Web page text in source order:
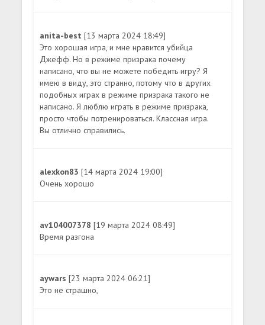
anita-best[13 марта 2024 18:49]
Это хорошая игра, и мне нравится убийца
Джефф. Но в режиме призрака почему
написано, что вы не можете победить игру? Я
имею в виду, это странно, потому что в других
подобных играх в режиме призрака такого не
написано. Я люблю играть в режиме призрака,
просто чтобы потренироваться. Классная игра.
Вы отлично справились.
alexkon83[14 марта 2024 19:00]
Очень хорошо
av104007378[19 марта 2024 08:49]
Время разгона
aywars[23 марта 2024 06:21]
Это не страшно,